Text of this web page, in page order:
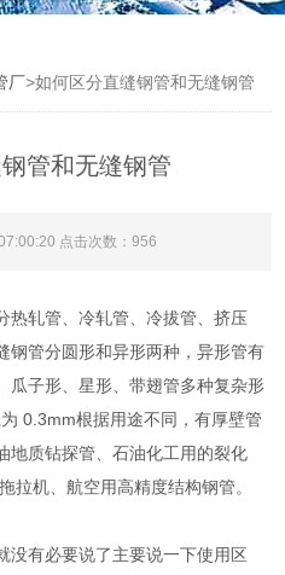
厂>如何区分直缝钢管和无缝钢管
管和无缝钢管
点击次数：956
热轧管、冷轧管、冷拔管、挤压
钢管分圆形和异形两种，异形管有
瓜子形、星形、带翅管多种复杂形
0.3mm根据用途不同，有厚壁管
地质钻探管、石油化工用的裂化
拉机、航空用高精度结构钢管。
没有必要说了主要说一下使用区